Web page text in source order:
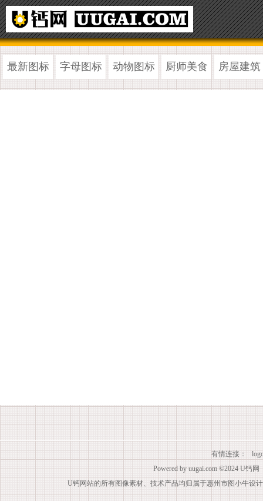
最新图标 字母图标 动物图标 厨师美食 房屋建筑
有情连接：
Powered by uugai.com ©2024 U钙网
U钙网站的所有图像素材、技术产品均归属于惠州市图小牛设